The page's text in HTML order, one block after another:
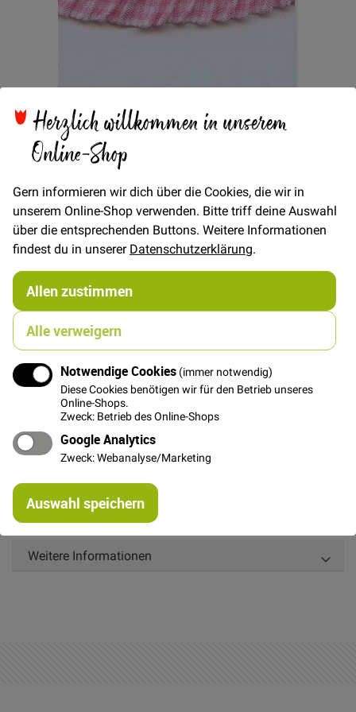
Herzlich willkommen in unserem
Online-Shop
Gern informieren wir dich über die Cookies, die wir in
unserem Online-Shop verwenden. Bitte triff deine Auswahl
über die entsprechenden Buttons. Weitere Informationen
findest du in unsererDatenschutzerklärung.
Allen zustimmen
Alle verweigern
Notwendige Cookies (immer notwendig)
Diese Cookies benötigen wir für den Betrieb unseres
Online-Shops.
Zweck: Betrieb des Online-Shops
Google Analytics
Zweck: Webanalyse/Marketing
Auswahl speichern
Zum
Anfang
Bildgalerie
Rüschengummi Vichy
16mm - Rosa
VerfügbarkeitAuf Lager
0,50 € 2,50 €
€/METER(Freie Eingabe)
In den Warenkorb
Details
Elastische Rüschenlitze aus Vichy-Karo rosa/weiss.
Zum Einkräuseln, Aufnähen und Dekorieren.
Weitere Informationen